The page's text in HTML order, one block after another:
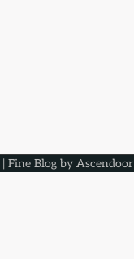
| Fine Blog by Ascendoor